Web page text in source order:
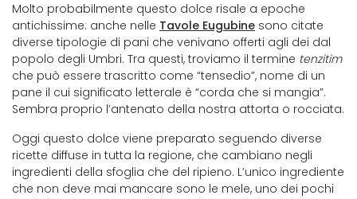
Molto probabilmente questo dolce risale a epoche
antichissime: anche nelle Tavole Eugubine sono citate
diverse tipologie di pani che venivano offerti agli dei dal
popolo degli Umbri. Tra questi, troviamo il termine tenzitim
che può essere trascritto come “tensedio”, nome di un
pane il cui significato letterale è “corda che si mangia”.
Sembra proprio l’antenato della nostra attorta o rocciata.
Oggi questo dolce viene preparato seguendo diverse
ricette diffuse in tutta la regione, che cambiano negli
ingredienti della sfoglia che del ripieno. L’unico ingrediente
che non deve mai mancare sono le mele, uno dei pochi